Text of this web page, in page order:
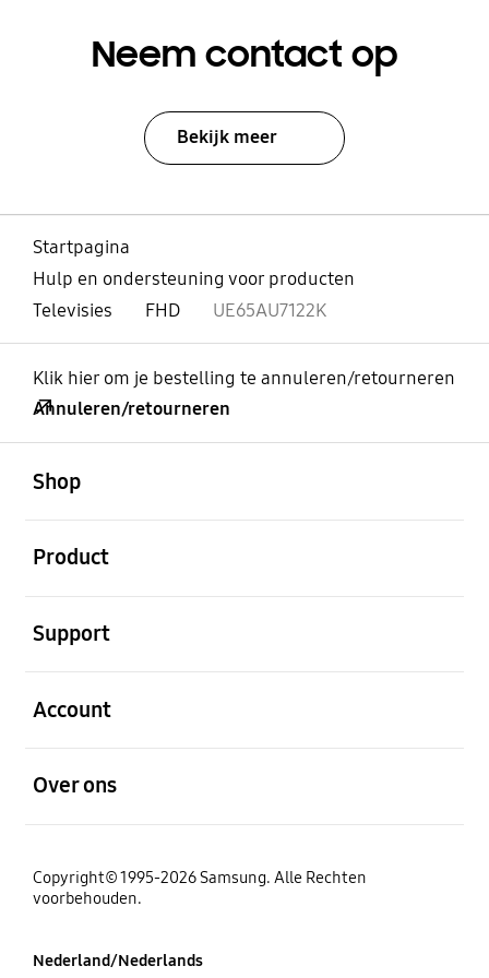
Neem contact op
Bekijk meer
Startpagina
Hulp en ondersteuning voor producten
Televisies
FHD UE65AU7122K
Klik hier om je bestelling te annuleren/retourneren
Annuleren/retourneren
Shop
Product
Support
Account
Over ons
Copyright© 1995-2026 Samsung. Alle Rechten
voorbehouden.
Nederland/Nederlands